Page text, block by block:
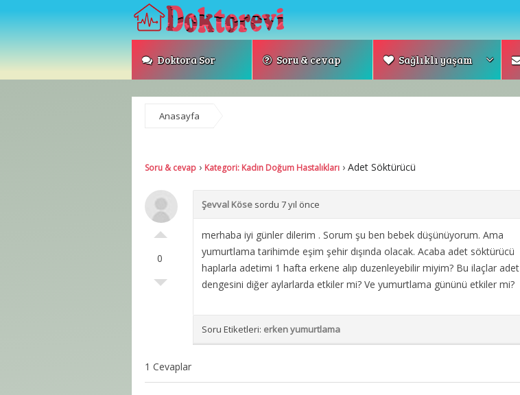
Doktora Sor Soru & cevap Sağlıklı yaşam
Anasayfa
Soru & cevap › Kategori: Kadın Doğum Hastalıkları › Adet Söktürücü
0
Şevval Köse sordu 7 yıl önce
merhaba iyi günler dilerim . Sorum şu ben bebek düşünüyorum. Ama
yumurtlama tarihimde eşim şehir dışında olacak. Acaba adet söktürücü
haplarla adetimi 1 hafta erkene alıp duzenleyebilir miyim? Bu ilaçlar adet
dengesini diğer aylarlarda etkiler mi? Ve yumurtlama gününü etkiler mi?
Soru Etiketleri: erken yumurtlama
1 Cevaplar